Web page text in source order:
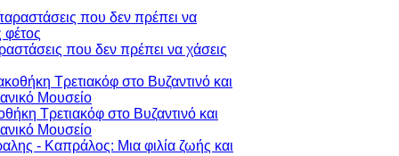
που δεν πρέπει να χάσεις
Τρετιακόφ στο Βυζαντινό και
Μουσείο